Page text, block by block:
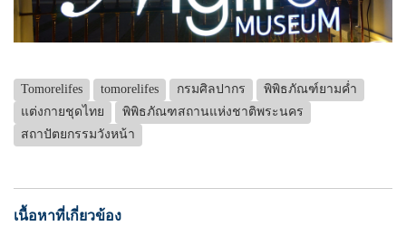
Tomorelifes tomorelifes กรมศิลปากร
พิพิธภัณฑ์ยามค่ำ
แต่งกายชุดไทย
พิพิธภัณฑสถานแห่งชาติพระนคร
สถาปัตยกรรมวังหน้า
เนื้อหาที่เกี่ยวข้อง